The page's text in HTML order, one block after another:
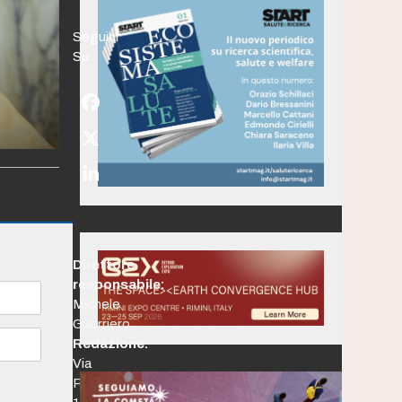
Seguici
Su:
Facebook
Twitter
(deprecated)
LinkedIn
Direttore
responsabile:
Michele
Guerriero
Redazione:
Via
Po,